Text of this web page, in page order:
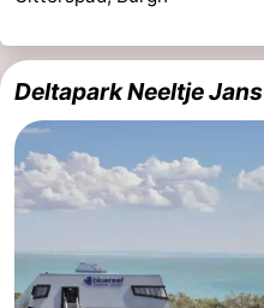
Bruinisse
-
Zierikzee
-
Natuur
-
Kop
-
Deltapark Neeltje Jans